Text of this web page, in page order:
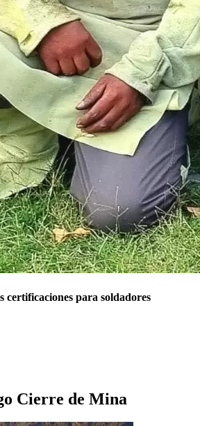
certificaciones para soldadores
Cierre de Mina